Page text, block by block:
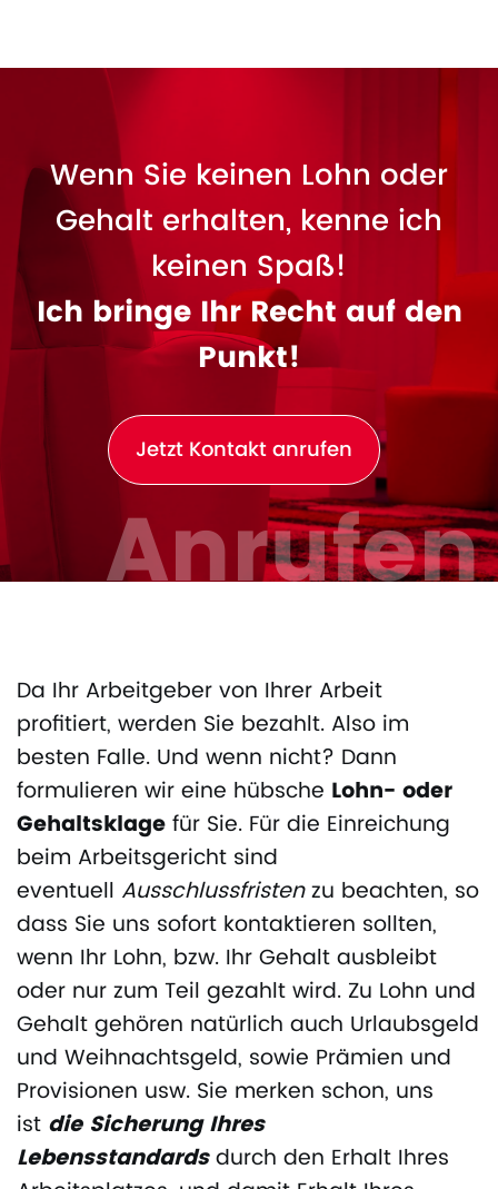
Wenn Sie keinen Lohn oder
Gehalt erhalten, kenne ich
keinen Spaß!
Ich bringe Ihr Recht auf den
Punkt!
Jetzt Kontakt anrufen
Anrufen
Da Ihr Arbeitgeber von Ihrer Arbeit
profitiert, werden Sie bezahlt. Also im
besten Falle. Und wenn nicht? Dann
formulieren wir eine hübsche Lohn- oder
Gehaltsklagefür Sie. Für die Einreichung
beim Arbeitsgericht sind
eventuell Ausschlussfristenzu beachten, so
dass Sie uns sofort kontaktieren sollten,
wenn Ihr Lohn, bzw. Ihr Gehalt ausbleibt
oder nur zum Teil gezahlt wird. Zu Lohn und
Gehalt gehören natürlich auch Urlaubsgeld
und Weihnachtsgeld, sowie Prämien und
Provisionen usw. Sie merken schon, uns
ist die Sicherung Ihres
Lebensstandardsdurch den Erhalt Ihres